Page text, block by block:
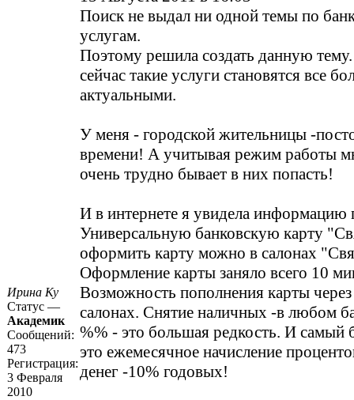
Ирина Ку
Статус —
Академик
Сообщений:
473
Регистрация:
3 Февраля
2010
Поиск не выдал ни одной темы по
услугам.
Поэтому решила создать данную
сейчас такие услуги становятся все
актуальными.
У меня - городской жительницы -
времени! А учитывая режим работы
очень трудно бывает в них попасть!
И в интернете я увидела информацию
Универсальную банковскую карту
оформить карту можно в салонах
Оформление карты заняло всего 10
Возможность пополнения карты
салонах. Снятие наличных -в любом
%% - это большая редкость. И
это ежемесячное начисление
денег -10% годовых!